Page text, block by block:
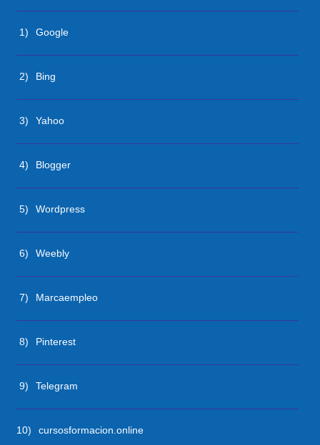
1) Google
2) Bing
3) Yahoo
4) Blogger
5) Wordpress
6) Weebly
7) Marcaempleo
8) Pinterest
9) Telegram
10) cursosformacion.online